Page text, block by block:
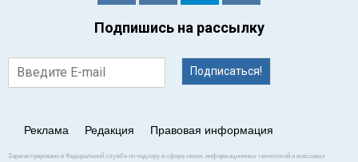
Подпишись на рассылку
Подписаться!
Реклама Редакция Правовая информация
Зарегистрировано в Федеральной службе по надзору в сфере связи, информационных технологий и массовых